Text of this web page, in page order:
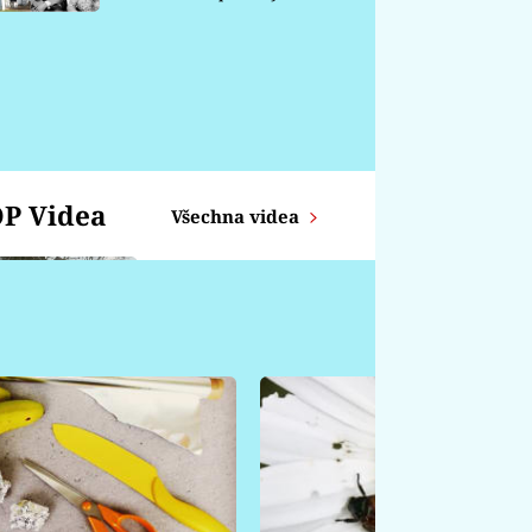
Videa Všechna videa
KOZOROH -
Týdenní horoskop od
14.4. - 20.4.
ŠTÍR - Týdenní